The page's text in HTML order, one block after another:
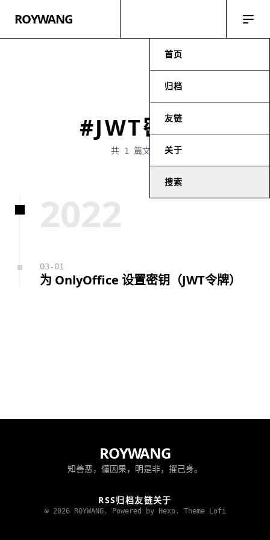
ROYWANG
首页
归档
友链
关于
搜索
#JWT密钥
共 1 篇文章
2022
03-01
为 OnlyOffice 设置密钥（JWT令牌）
ROYWANG
知善恶，懂因果，明是非，擢己身。
RSS归档友链关于
© 2026 ROYWANG. Powered by Hexo. Theme Lofi